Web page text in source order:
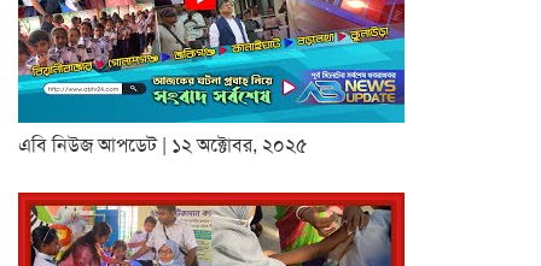
এবি নিউজ আপডেট | ১২ অক্টোবর, ২০২৫